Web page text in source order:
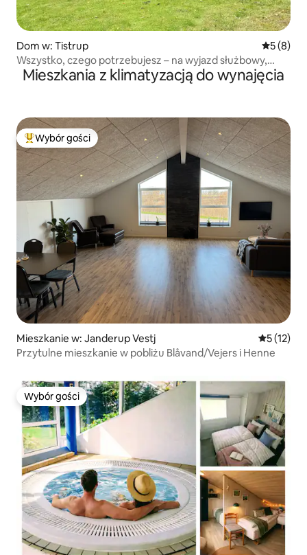
Dom w: Tistrup Średnia
5 (8)
Wszystko, czego potrzebujesz – na wyjazd służbowy,
wakacje, dla rodzin
Mieszkania z klimatyzacją do wynajęcia
Najpopularniejsze z kategorii Wybór gości
Wybór gości
Mieszkanie w: Janderup Vestj Średnia
5 (12)
Przytulne mieszkanie w pobliżu Blåvand/Vejers i Henne
Wybór gości
Wybór gości